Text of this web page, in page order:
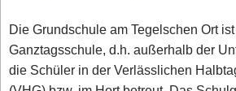
Die Grundschule am Tegelschen Ort
Ganztagsschule, d.h. außerhalb der
die Schüler in der Verlässlichen